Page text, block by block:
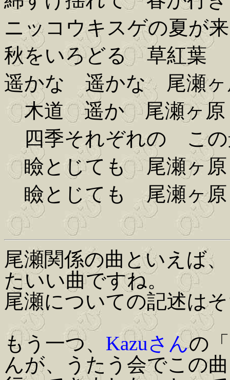
ニッコウキスゲの夏が
秋をいろどる 草紅葉
遥かな 遥かな 尾瀬ヶ
木道 遥か 尾瀬ヶ原
四季それぞれの この
瞼とじても 尾瀬ヶ原
瞼とじても 尾瀬ヶ原
尾瀬関係の曲といえば
たいい曲ですね。
尾瀬についての記述は
もう一つ、 Kazuさんの「
んが、うたう会でこの